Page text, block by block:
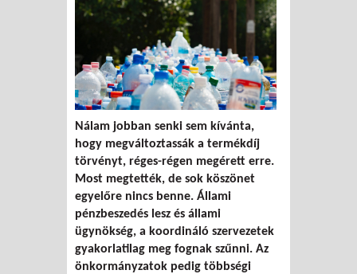
Nálam jobban senki sem kívánta,
hogy megváltoztassák a termékdíj
törvényt, réges-régen megérett erre.
Most megtették, de sok köszönet
egyelőre nincs benne. Állami
pénzbeszedés lesz és állami
ügynökség, a koordináló szervezetek
gyakorlatilag meg fognak szűnni. Az
önkormányzatok pedig többségi